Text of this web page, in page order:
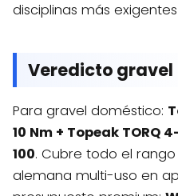
disciplinas más
Veredicto gravel
Para gravel doméstico:
10 Nm + Topeak TORQ
100. Cubre todo el
alemana multi-uso en